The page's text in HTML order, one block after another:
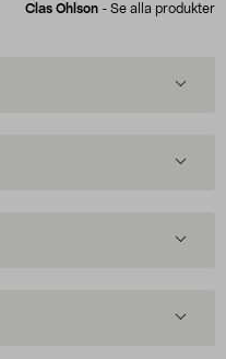
Clas Ohlson - Se alla produkter